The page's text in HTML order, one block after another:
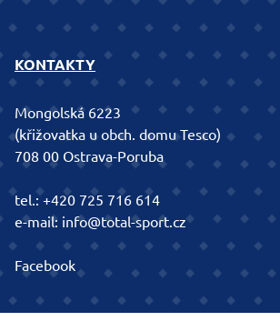
KONTAKTY
Mongolská 6223
(křižovatka u obch. domu Tesco)
708 00 Ostrava-Poruba
tel.:+420 725 716 614
e-mail: info@total-sport.cz
Facebook